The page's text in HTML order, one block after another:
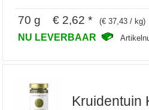
70 g € 2,62 * (€ 37,43 / kg)
NU LEVERBAAR
Kruidentuin